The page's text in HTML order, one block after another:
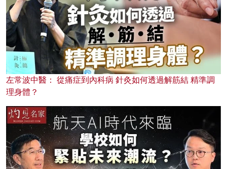
左常波中醫： 從痛症到內科病 針灸如何透過解筋結 精準調
理身體？